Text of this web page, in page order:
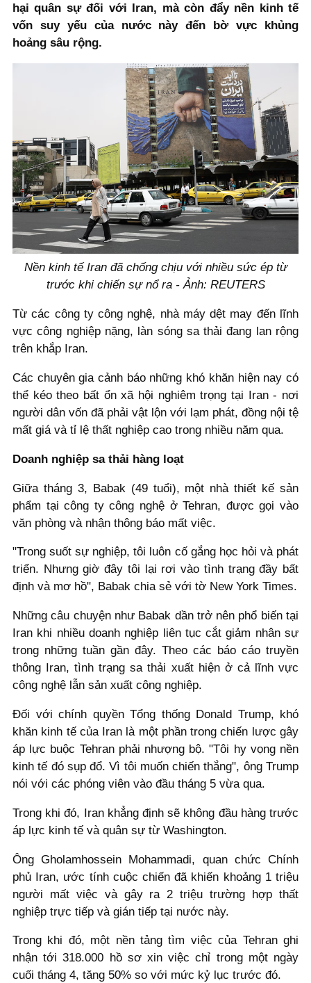
hại quân sự đối với Iran, mà còn đẩy nền kinh tế
vốn suy yếu của nước này đến bờ vực khủng
hoảng sâu rộng.
Nền kinh tế Iran đã chống chịu với nhiều sức ép từ
trước khi chiến sự nổ ra - Ảnh: REUTERS
Từ các công ty công nghệ, nhà máy dệt may đến lĩnh
vực công nghiệp nặng, làn sóng sa thải đang lan rộng
trên khắp Iran.
Các chuyên gia cảnh báo những khó khăn hiện nay có
thể kéo theo bất ổn xã hội nghiêm trọng tại Iran - nơi
người dân vốn đã phải vật lộn với lạm phát, đồng nội tệ
mất giá và tỉ lệ thất nghiệp cao trong nhiều năm qua.
Doanh nghiệp sa thải hàng loạt
Giữa tháng 3, Babak (49 tuổi), một nhà thiết kế sản
phẩm tại công ty công nghệ ở Tehran, được gọi vào
văn phòng và nhận thông báo mất việc.
"Trong suốt sự nghiệp, tôi luôn cố gắng học hỏi và phát
triển. Nhưng giờ đây tôi lại rơi vào tình trạng đầy bất
định và mơ hồ", Babak chia sẻ với tờ New York Times.
Những câu chuyện như Babak dần trở nên phổ biến tại
Iran khi nhiều doanh nghiệp liên tục cắt giảm nhân sự
trong những tuần gần đây. Theo các báo cáo truyền
thông Iran, tình trạng sa thải xuất hiện ở cả lĩnh vực
công nghệ lẫn sản xuất công nghiệp.
Đối với chính quyền Tổng thống Donald Trump, khó
khăn kinh tế của Iran là một phần trong chiến lược gây
áp lực buộc Tehran phải nhượng bộ. "Tôi hy vọng nền
kinh tế đó sụp đổ. Vì tôi muốn chiến thắng", ông Trump
nói với các phóng viên vào đầu tháng 5 vừa qua.
Trong khi đó, Iran khẳng định sẽ không đầu hàng trước
áp lực kinh tế và quân sự từ Washington.
Ông Gholamhossein Mohammadi, quan chức Chính
phủ Iran, ước tính cuộc chiến đã khiến khoảng 1 triệu
người mất việc và gây ra 2 triệu trường hợp thất
nghiệp trực tiếp và gián tiếp tại nước này.
Trong khi đó, một nền tảng tìm việc của Tehran ghi
nhận tới 318.000 hồ sơ xin việc chỉ trong một ngày
cuối tháng 4, tăng 50% so với mức kỷ lục trước đó.